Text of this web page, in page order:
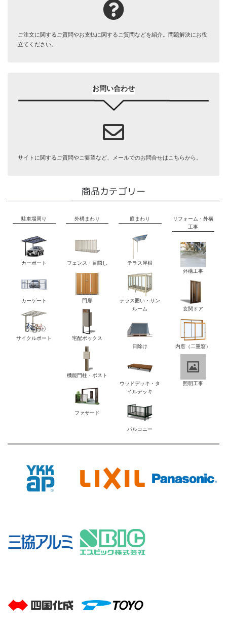
ご注文に関するご質問やお支払に関するご質問などを紹介。問題解決にお役
立てください。
お問い合わせ
サイトに関するご質問やご要望など、メールでのお問合せはこちらから。
商品カテゴリー
駐車場周り
カーポート
カーゲート
サイクルポート
外構まわり
フェンス・目隠し
門扉
宅配ボックス
機能門柱・ポスト
ファサード
庭まわり
テラス屋根
テラス囲い・サン
ルーム
日除け
ウッドデッキ・タ
イルデッキ
バルコニー
リフォーム・外構
工事
外構工事
玄関ドア
内窓（二重窓）
照明工事